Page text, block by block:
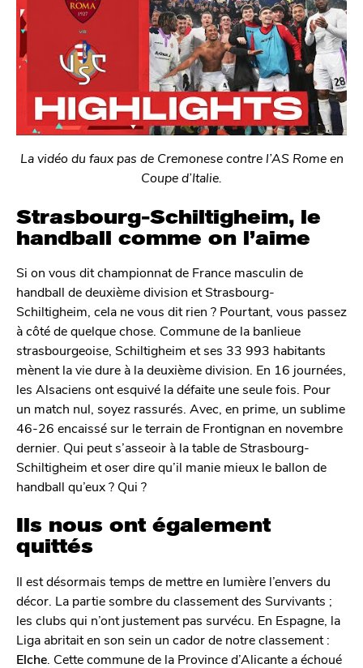
La vidéo du faux pas de Cremonese contre l’AS Rome en
Coupe d’Italie.
Strasbourg-Schiltigheim, le
handball comme on l’aime
Si on vous dit championnat de France masculin de
handball de deuxième division et Strasbourg-
Schiltigheim, cela ne vous dit rien ? Pourtant, vous passez
à côté de quelque chose. Commune de la banlieue
strasbourgeoise, Schiltigheim et ses 33 993 habitants
mènent la vie dure à la deuxième division. En 16 journées,
les Alsaciens ont esquivé la défaite une seule fois. Pour
un match nul, soyez rassurés. Avec, en prime, un sublime
46-26 encaissé sur le terrain de Frontignan en novembre
dernier. Qui peut s’asseoir à la table de Strasbourg-
Schiltigheim et oser dire qu’il manie mieux le ballon de
handball qu’eux ? Qui ?
Ils nous ont également
quittés
Il est désormais temps de mettre en lumière l’envers du
décor. La partie sombre du classement des Survivants ;
les clubs qui n’ont justement pas survécu. En Espagne, la
Liga abritait en son sein un cador de notre classement :
Elche . Cette commune de la Province d’Alicante a échoué